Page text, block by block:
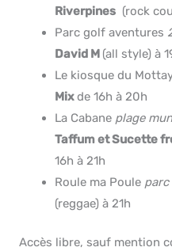
Riverpines (rock
Parc golf aventures
David M (all style) à
Le kiosque du
Mixde 16h à 20h
La Cabane plage
Taffum et Sucette
16h à 21h
Roule ma Poule
(reggae) à 21h
Accès libre, sauf mention